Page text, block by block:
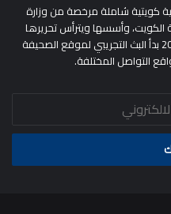
كويتية شاملة مرخصة من وزارة
الكويت، وأسسها ويترأس تحريرها
الكاتب/ مطلق الحريجي ، وفي مايو 2024 بدأ البث التجريبي لموقع الصحيفة
التواصل المختلفة.